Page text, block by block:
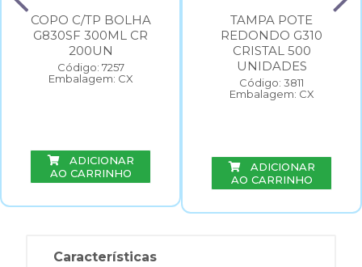
COPO C/TP BOLHA
G830SF 300ML CR
200UN
Código: 7257
Embalagem: CX
ADICIONAR
AO CARRINHO
TAMPA POTE
REDONDO G310
CRISTAL 500
UNIDADES
Código: 3811
Embalagem: CX
ADICIONAR
AO CARRINHO
Características